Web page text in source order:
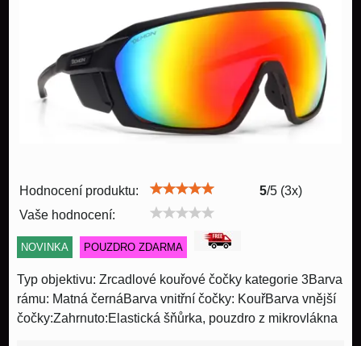
Hodnocení produktu: 5/5 (3x)
Vaše hodnocení:
NOVINKA POUZDRO ZDARMA
Typ objektivu: Zrcadlové kouřové čočky kategorie 3Barva
rámu: Matná černáBarva vnitřní čočky: KouřBarva vnější
čočky:Zahrnuto:Elastická šňůrka, pouzdro z mikrovlákna